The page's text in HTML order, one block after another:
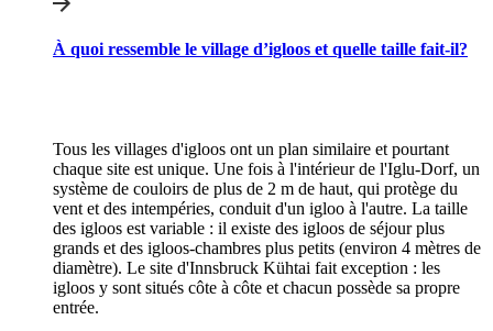
À quoi ressemble le village d’igloos et quelle taille fait-il?
Tous les villages d'igloos ont un plan similaire et pourtant
chaque site est unique. Une fois à l'intérieur de l'Iglu-Dorf, un
système de couloirs de plus de 2 m de haut, qui protège du
vent et des intempéries, conduit d'un igloo à l'autre. La taille
des igloos est variable : il existe des igloos de séjour plus
grands et des igloos-chambres plus petits (environ 4 mètres de
diamètre). Le site d'Innsbruck Kühtai fait exception : les
igloos y sont situés côte à côte et chacun possède sa propre
entrée.